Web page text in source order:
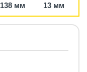
138 мм 13 мм